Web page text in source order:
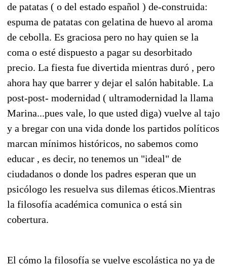
de patatas ( o del estado español ) de-construida:
espuma de patatas con gelatina de huevo al aroma
de cebolla. Es graciosa pero no hay quien se la
coma o esté dispuesto a pagar su desorbitado
precio. La fiesta fue divertida mientras duró , pero
ahora hay que barrer y dejar el salón habitable. La
post-post- modernidad ( ultramodernidad la llama
Marina...pues vale, lo que usted diga) vuelve al tajo
y a bregar con una vida donde los partidos políticos
marcan mínimos históricos, no sabemos como
educar , es decir, no tenemos un "ideal" de
ciudadanos o donde los padres esperan que un
psicólogo les resuelva sus dilemas éticos.Mientras
la filosofía académica comunica o está sin
cobertura.
El cómo la filosofía se vuelve escolástica no ya de